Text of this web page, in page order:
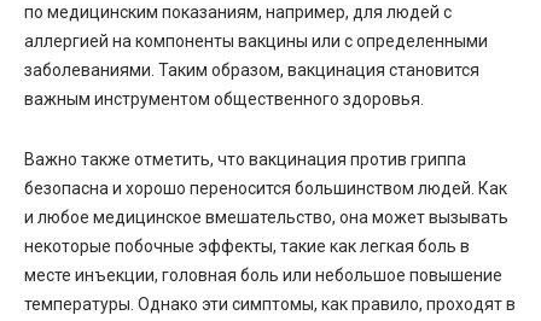
по медицинским показаниям, например, для людей с
аллергией на компоненты вакцины или с определенными
заболеваниями. Таким образом, вакцинация становится
важным инструментом общественного здоровья.
Важно также отметить, что вакцинация против гриппа
безопасна и хорошо переносится большинством людей. Как
и любое медицинское вмешательство, она может вызывать
некоторые побочные эффекты, такие как легкая боль в
месте инъекции, головная боль или небольшое повышение
температуры. Однако эти симптомы, как правило, проходят в